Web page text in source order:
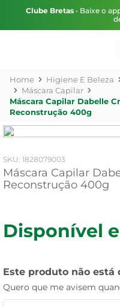
Clube Bretas • Baixe o
Higiene E Beleza
Máscara Capilar
Máscara Capilar Dabelle
Reconstrução 400g
: 1828079003
Máscara Capilar
Reconstrução 400g
Disponível
Este produto não
Quero que me avisem